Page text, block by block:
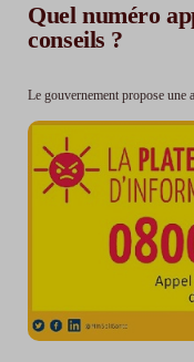
Quel numéro
conseils ?
Le gouvernement propose une